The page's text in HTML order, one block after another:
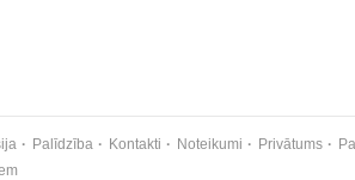
Palīdzība Kontakti Noteikumi Privātums